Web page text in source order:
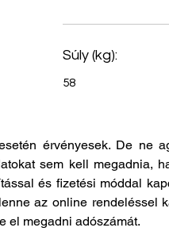
Súly (kg):
58
érvényesek. De ne
sem kell megadnia,
és fizetési móddal
az online rendeléssel
el megadni adószámát.